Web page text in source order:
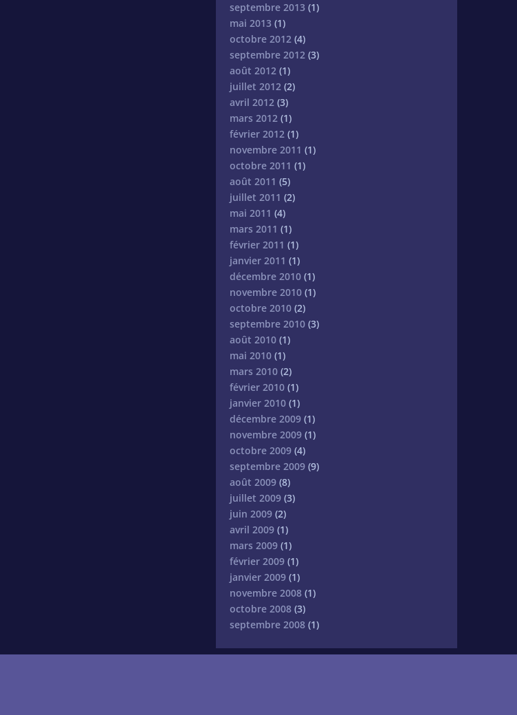
septembre 2013 (1)
mai 2013 (1)
octobre 2012 (4)
septembre 2012 (3)
août 2012 (1)
juillet 2012 (2)
avril 2012 (3)
mars 2012 (1)
février 2012 (1)
novembre 2011 (1)
octobre 2011 (1)
août 2011 (5)
juillet 2011 (2)
mai 2011 (4)
mars 2011 (1)
février 2011 (1)
janvier 2011 (1)
décembre 2010 (1)
novembre 2010 (1)
octobre 2010 (2)
septembre 2010 (3)
août 2010 (1)
mai 2010 (1)
mars 2010 (2)
février 2010 (1)
janvier 2010 (1)
décembre 2009 (1)
novembre 2009 (1)
octobre 2009 (4)
septembre 2009 (9)
août 2009 (8)
juillet 2009 (3)
juin 2009 (2)
avril 2009 (1)
mars 2009 (1)
février 2009 (1)
janvier 2009 (1)
novembre 2008 (1)
octobre 2008 (3)
septembre 2008 (1)